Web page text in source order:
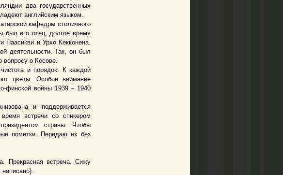
два государственных
английским языком.
кафедры столичного
был его отец, долгое время
Паасикви и Урхо Кекконена.
деятельности. Так, он был
вопросу о Косове.
и порядок. К каждой
цветы. Особое внимание
финской войны 1939 – 1940
и поддерживается
встречи со спикером
страны. Чтобы
пометки. Передаю их без
встреча. Сижу